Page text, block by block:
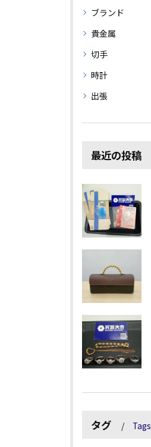
ブランド
貴金属
切手
時計
出張
最近の投稿
タグ Tags